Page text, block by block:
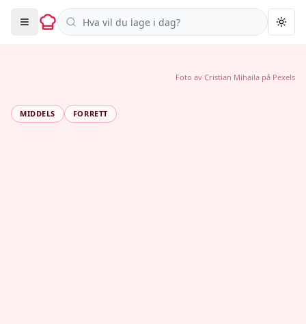
Søk i oppskrifter
MIDDELS FORRETT
Foto av Cristian Mihaila på Pexels